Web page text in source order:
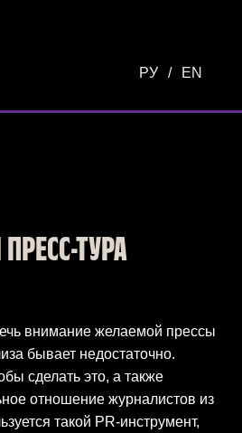
РУ / EN
ТУРА
внимание желаемой прессы
бывает недостаточно.
сделать это, а также
отношение журналистов из
такой PR-инструмент,